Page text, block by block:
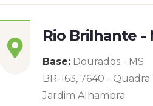
Rio Brilhante -
Base: Dourados - MS
BR-163, 7640 - Quadra
Jardim Alhambra